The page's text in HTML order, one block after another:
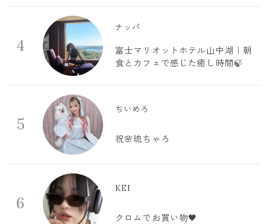
4
ナッパ
富士マリオットホテル山中湖｜朝
食とカフェで感じた癒し時間🍃
5
ちいめろ
祝🌸琉ちゃろ
6
KEI
クロムでお買い物🖤